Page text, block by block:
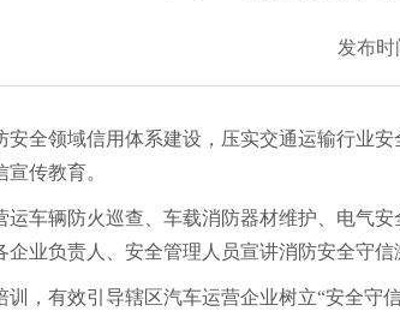
发布时
领域信用体系建设，压实交通运输行业安
传教育。
辆防火巡查、车载消防器材维护、电气安
企业负责人、安全管理人员宣讲消防安全守
有效引导辖区汽车运营企业树立“安全守信